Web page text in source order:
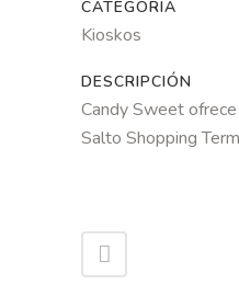
CATEGORÍA
Kioskos
DESCRIPCIÓN
Candy Sweet
Salto Shopping